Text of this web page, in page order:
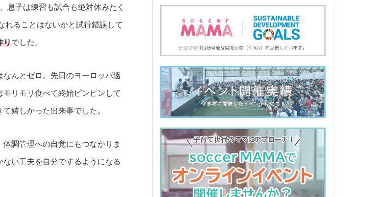
息子は練習も試合も絶対休みたく
れることはないかと試行錯誤して
りでした。
んとゼロ。先日のヨーロッパ遠
リモリ食べて終始ピンピンして
嬉しかった出来事でした。
調管理への自覚にもつながりま
い工夫を自分でするようになる